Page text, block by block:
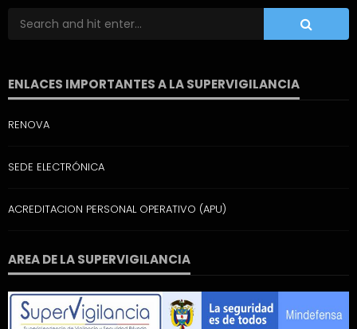
ENLACES IMPORTANTES A LA SUPERVIGILANCIA
RENOVA
SEDE ELECTRÓNICA
ACREDITACION PERSONAL OPERATIVO (APU)
AREA DE LA SUPERVIGILANCIA